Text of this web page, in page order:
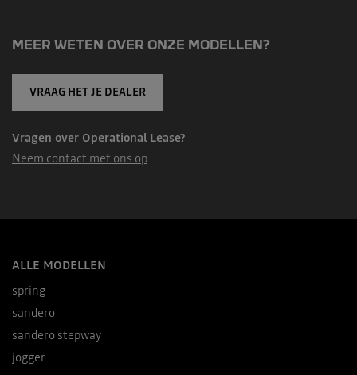
MEER WETEN OVER ONZE MODELLEN?
VRAAG HET JE DEALER
Vragen over Operational Lease?
Neem contact met ons op
ALLE MODELLEN
spring
sandero
sandero stepway
jogger